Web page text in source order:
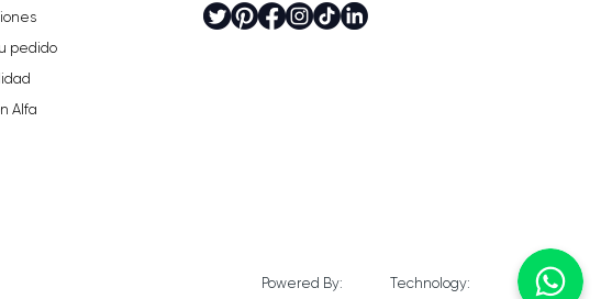
pedido
Alfa
Powered By: Technology: